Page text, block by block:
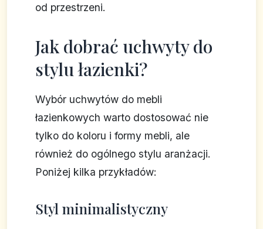
od przestrzeni.
Jak dobrać uchwyty do
stylu łazienki?
Wybór uchwytów do mebli
łazienkowych warto dostosować nie
tylko do koloru i formy mebli, ale
również do ogólnego stylu aranżacji.
Poniżej kilka przykładów:
Styl minimalistyczny